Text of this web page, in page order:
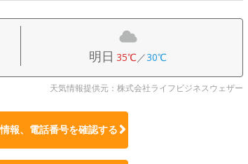
明日 35℃／30℃
天気情報提供元：株式会社ライフビジネスウェザー
報、電話番号を確認する